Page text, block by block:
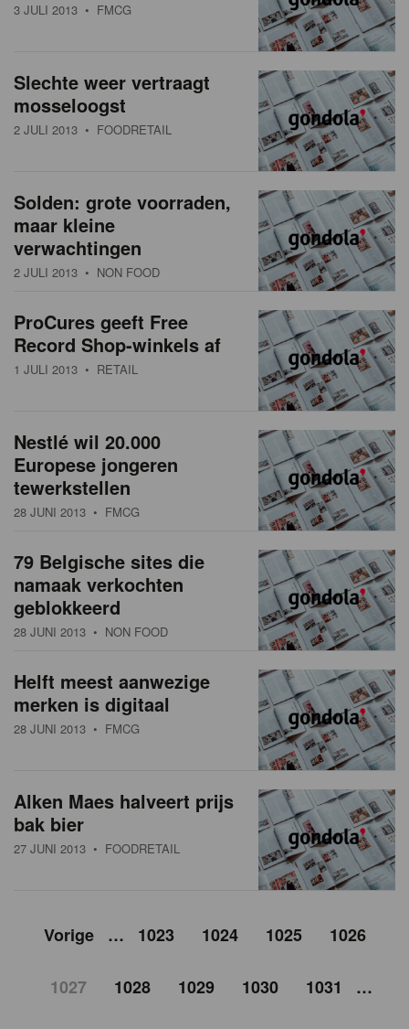
3 JULI 2013 • FMCG
Slechte weer vertraagt
mosseloogst
2 JULI 2013 • FOODRETAIL
Solden: grote voorraden,
maar kleine
verwachtingen
2 JULI 2013 • NON FOOD
ProCures geeft Free
Record Shop-winkels af
1 JULI 2013 • RETAIL
Nestlé wil 20.000
Europese jongeren
tewerkstellen
28 JUNI 2013 • FMCG
79 Belgische sites die
namaak verkochten
geblokkeerd
28 JUNI 2013 • NON FOOD
Helft meest aanwezige
merken is digitaal
28 JUNI 2013 • FMCG
Alken Maes halveert prijs
bak bier
27 JUNI 2013 • FOODRETAIL
Vorige … 1023 1024 1025 1026
1027 1028 1029 1030 1031 …